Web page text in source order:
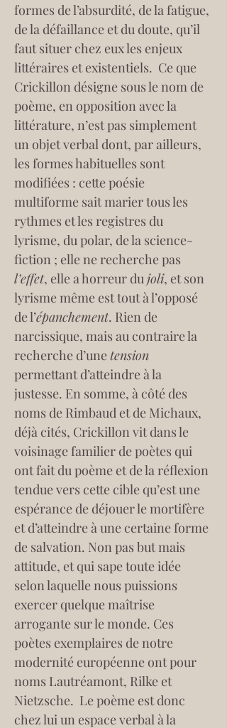
formes de l’absurdité, de la fatigue,
de la défaillance et du doute, qu’il
faut situer chez eux les enjeux
littéraires et existentiels.  Ce que
Crickillon désigne sous le nom de
poème, en opposition avec la
littérature, n’est pas simplement
un objet verbal dont, par ailleurs,
les formes habituelles sont
modifiées : cette poésie
multiforme sait marier tous les
rythmes et les registres du
lyrisme, du polar, de la science-
fiction ; elle ne recherche pas
l’effet, elle a horreur du joli, et son
lyrisme même est tout à l’opposé
de l’épanchement. Rien de
narcissique, mais au contraire la
recherche d’une tension
permettant d’atteindre à la
justesse. En somme, à côté des
noms de Rimbaud et de Michaux,
déjà cités, Crickillon vit dans le
voisinage familier de poètes qui
ont fait du poème et de la réflexion
tendue vers cette cible qu’est une
espérance de déjouer le mortifère
et d’atteindre à une certaine forme
de salvation. Non pas but mais
attitude, et qui sape toute idée
selon laquelle nous puissions
exercer quelque maîtrise
arrogante sur le monde. Ces
poètes exemplaires de notre
modernité européenne ont pour
noms Lautréamont, Rilke et
Nietzsche.  Le poème est donc
chez lui un espace verbal à la